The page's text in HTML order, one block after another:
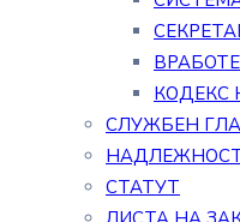
КОДЕКС
СЛУЖБЕН
СТАТУТ